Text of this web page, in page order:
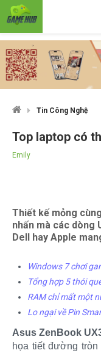
Tin Công Nghệ
Top laptop có
Emily
Thiết kế mỏng
nhấn mà các dòng
Dell hay Apple
Windows 7 chơi
Tổng hợp 5 thói
RAM chỉ mất một
Lo ngại về Pin
Asus ZenBook
họa tiết đường